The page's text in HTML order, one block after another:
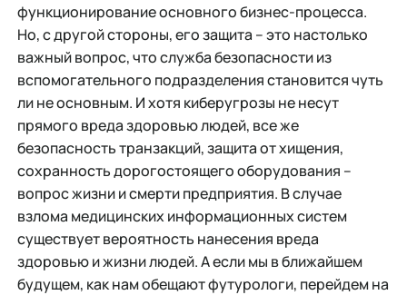
функционирование основного бизнес-процесса.
Но, с другой стороны, его защита – это настолько
важный вопрос, что служба безопасности из
вспомогательного подразделения становится чуть
ли не основным. И хотя киберугрозы не несут
прямого вреда здоровью людей, все же
безопасность транзакций, защита от хищения,
сохранность дорогостоящего оборудования –
вопрос жизни и смерти предприятия. В случае
взлома медицинских информационных систем
существует вероятность нанесения вреда
здоровью и жизни людей. А если мы в ближайшем
будущем, как нам обещают футурологи, перейдем на